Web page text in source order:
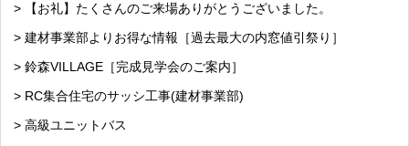
> 【お礼】たくさんのご来場ありがとうございました。
> 建材事業部よりお得な情報［過去最大の内窓値引祭り］
> 鈴森VILLAGE［完成見学会のご案内］
> RC集合住宅のサッシ工事(建材事業部)
> 高級ユニットバス